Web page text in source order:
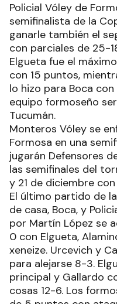
Policial Vóley de
semifinalista de la
ganarle también el
con parciales de 25-
Elgueta fue el
con 15 puntos,
lo hizo para Boca con
equipo formoseño
Tucumán.
Monteros Vóley se
Formosa en una
jugarán Defensores
las semifinales del
y 21 de diciembre
El último partido de
de casa, Boca, y
por Martín López se
0 con Elgueta,
xeneize. Urcevich y
para alejarse 8-3.
principal y Gallardo
cosas 12-6. Los